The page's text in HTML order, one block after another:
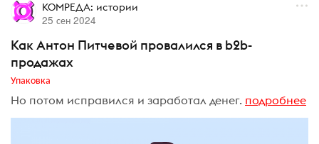
КОМРЕДА: истории
25 сен 2024
Как Антон Питчевой провалился в b2b-
продажах
Упаковка
Но потом исправился и заработал денег. подробнее